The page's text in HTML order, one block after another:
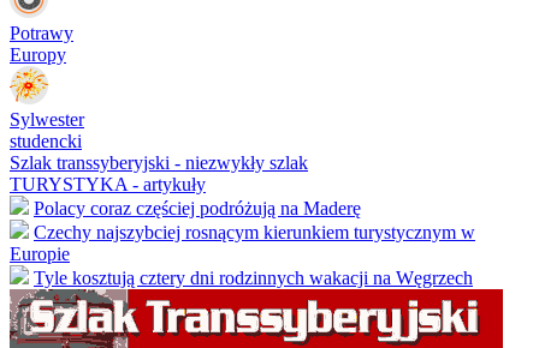
Potrawy
Europy
Sylwester
studencki
Szlak transsyberyjski - niezwykły szlak
TURYSTYKA - artykuły
Polacy coraz częściej podróżują na Maderę
Czechy najszybciej rosnącym kierunkiem turystycznym w
Europie
Tyle kosztują cztery dni rodzinnych wakacji na Węgrzech